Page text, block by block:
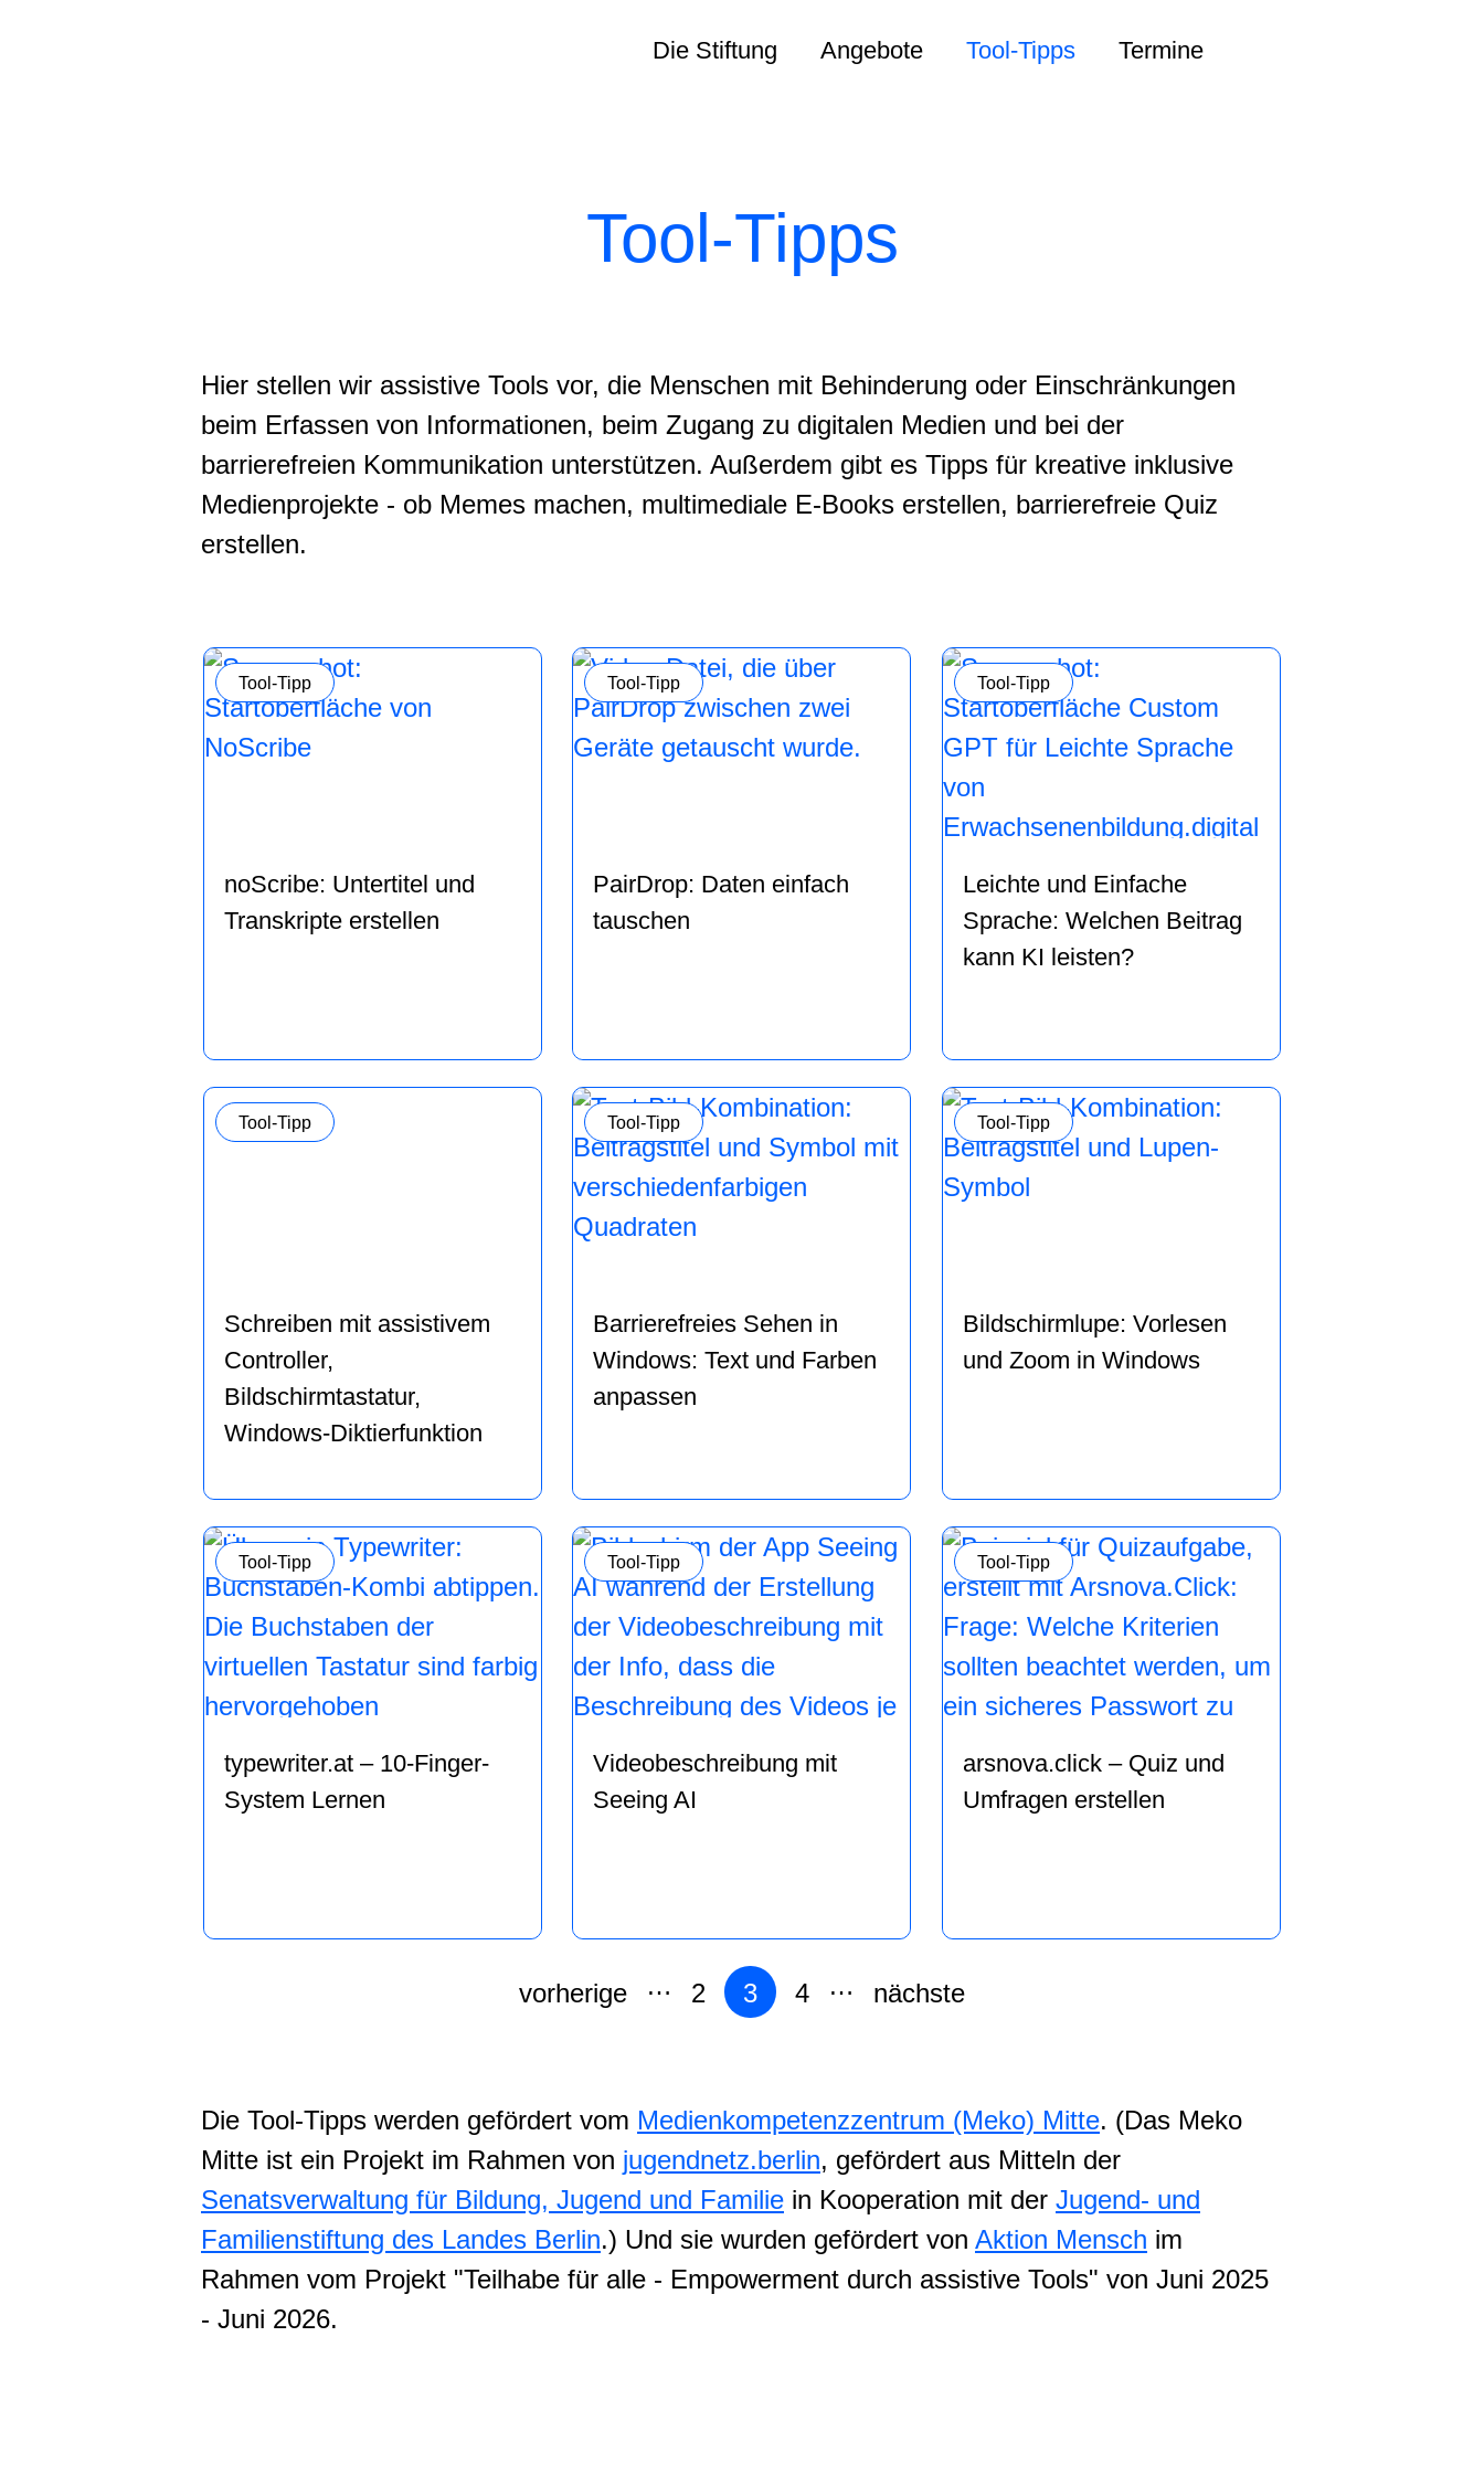
Die Stiftung Angebote Tool-Tipps Termine
Tool-Tipps
Hier stellen wir assistive Tools vor, die Menschen mit Behinderung oder Einschränkungen
beim Erfassen von Informationen, beim Zugang zu digitalen Medien und bei der
barrierefreien Kommunikation unterstützen. Außerdem gibt es Tipps für kreative inklusive
Medienprojekte - ob Memes machen, multimediale E-Books erstellen, barrierefreie Quiz
erstellen.
Kategorie:
Tool-Tipp
noScribe: Untertitel und
Transkripte erstellen
Kategorie:
Tool-Tipp
PairDrop: Daten einfach
tauschen
Kategorie:
Tool-Tipp
Leichte und Einfache
Sprache: Welchen Beitrag
kann KI leisten?
Kategorie:
Tool-Tipp
Schreiben mit assistivem
Controller,
Bildschirmtastatur,
Windows-Diktierfunktion
Kategorie:
Tool-Tipp
Barrierefreies Sehen in
Windows: Text und Farben
anpassen
Kategorie:
Tool-Tipp
Bildschirmlupe: Vorlesen
und Zoom in Windows
Kategorie:
Tool-Tipp
typewriter.at – 10-Finger-
System Lernen
Kategorie:
Tool-Tipp
Videobeschreibung mit
Seeing AI
Kategorie:
Tool-Tipp
arsnova.click – Quiz und
Umfragen erstellen
vorherigeSeite
… Seite
2 Seite
3 Seite
4 … nächsteSeite
Die Tool-Tipps werden gefördert vom Medienkompetenzzentrum (Meko) Mitte. (Das Meko
Mitte ist ein Projekt im Rahmen von jugendnetz.berlin, gefördert aus Mitteln der
Senatsverwaltung für Bildung, Jugend und Familie in Kooperation mit der Jugend- und
Familienstiftung des Landes Berlin.) Und sie wurden gefördert von Aktion Mensch im
Rahmen vom Projekt "Teilhabe für alle - Empowerment durch assistive Tools" von Juni 2025
- Juni 2026.